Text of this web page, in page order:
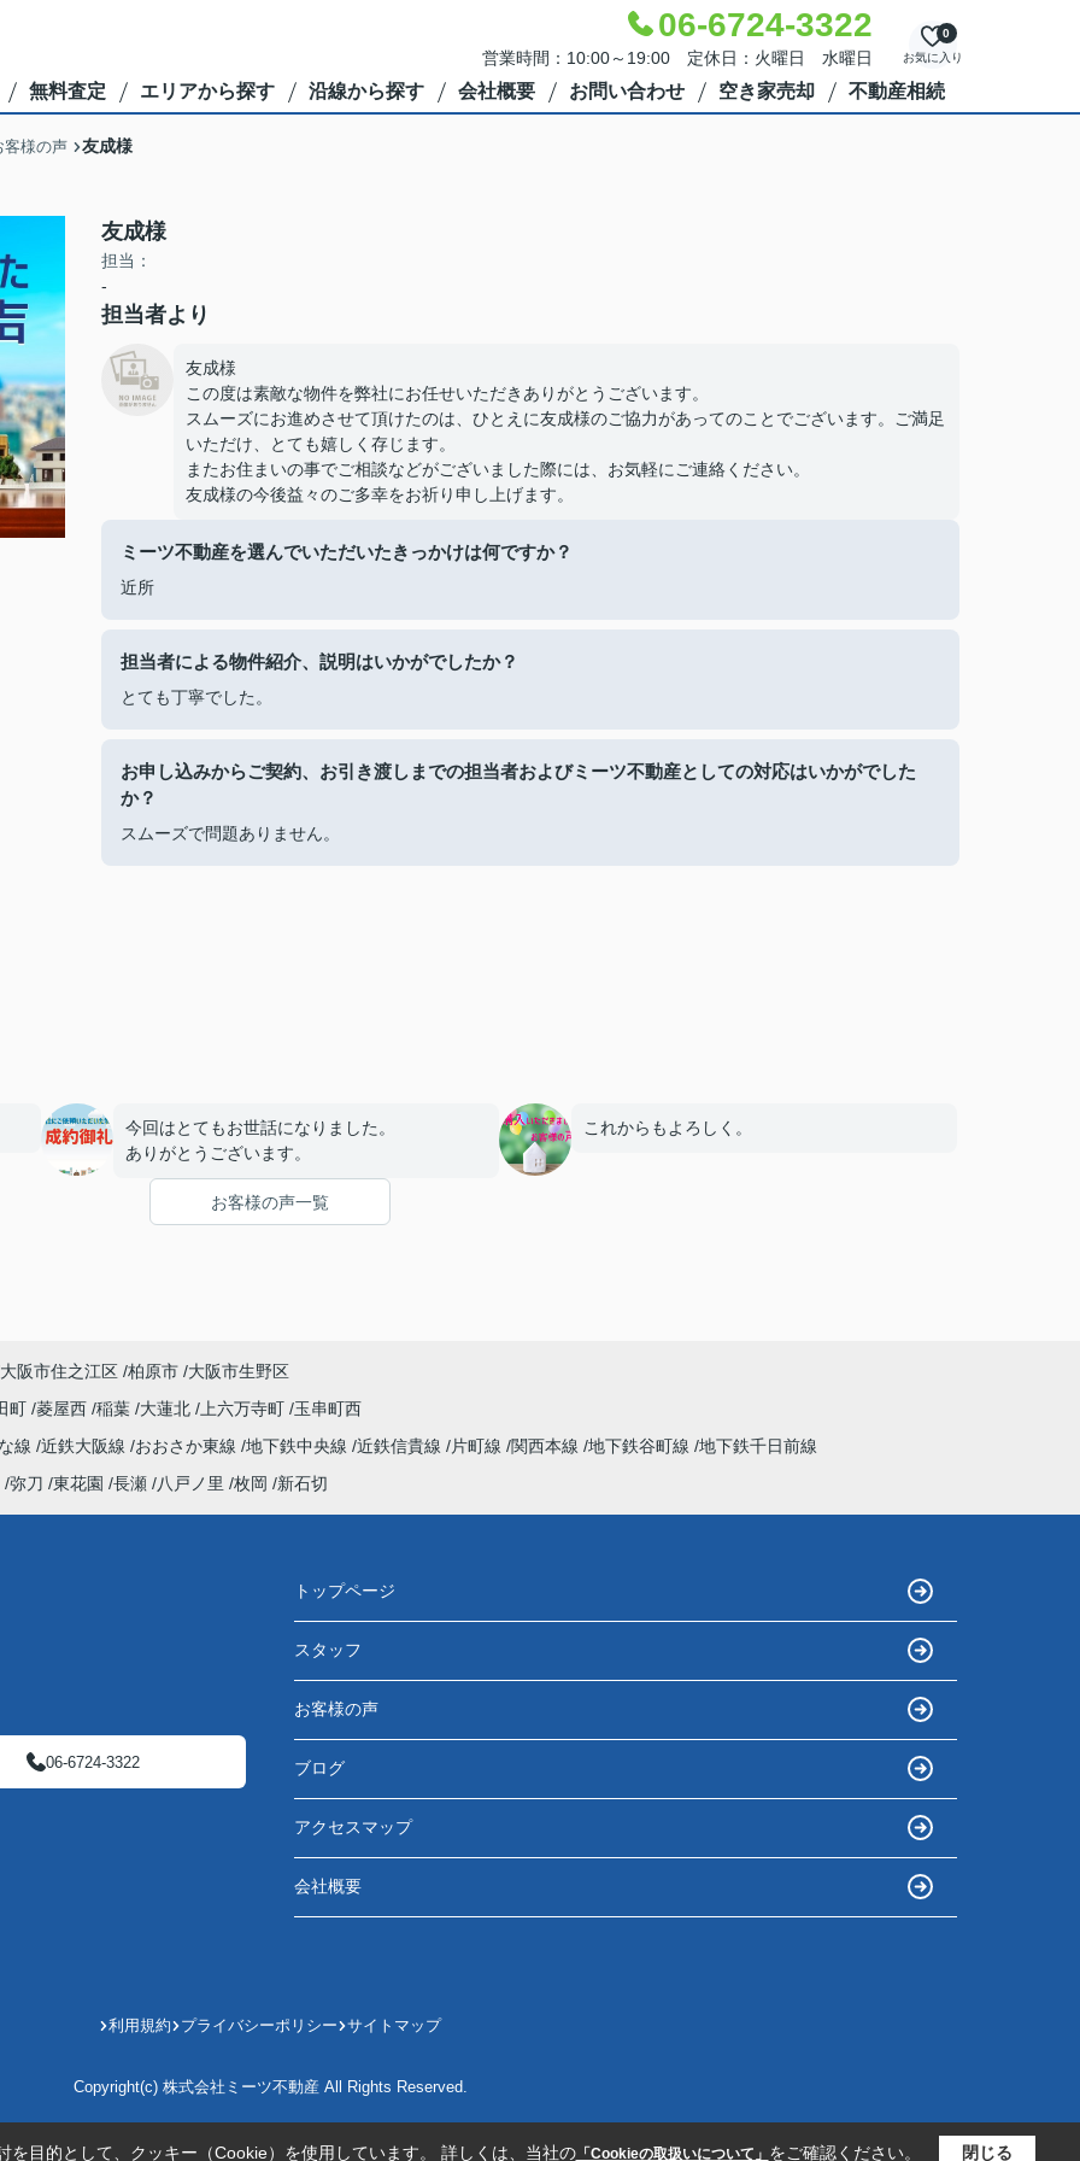
06-6724-3322
営業時間：10:00～19:00 定休日：火曜日 水曜日 お気に入り
0
無料査定 エリアから探す 沿線から探す 会社概要 お問い合わせ 空き家売却 不動産相続
客様の声 友成様
友成様
担当：
-
担当者より
友成様
この度は素敵な物件を弊社にお任せいただきありがとうございます。
スムーズにお進めさせて頂けたのは、ひとえに友成様のご協力があってのことでございます。ご満足
いただけ、とても嬉しく存じます。
またお住まいの事でご相談などがございました際には、お気軽にご連絡ください。
友成様の今後益々のご多幸をお祈り申し上げます。
ミーツ不動産を選んでいただいたきっかけは何ですか？
近所
担当者による物件紹介、説明はいかがでしたか？
とても丁寧でした。
お申し込みからご契約、お引き渡しまでの担当者およびミーツ不動産としての対応はいかがでした
か？
スムーズで問題ありません。
今回はとてもお世話になりました。
ありがとうございます。
これからもよろしく。
お客様の声一覧
大阪市住之江区 柏原市 大阪市生野区
町 菱屋西 稲葉 大蓮北 上六万寺町 玉串町西
線 近鉄大阪線 おおさか東線 地下鉄中央線 近鉄信貴線 片町線 関西本線 地下鉄谷町線 地下鉄千日前線
弥刀 東花園 長瀬 八戸ノ里 枚岡 新石切
06-6724-3322
トップページ
スタッフ
お客様の声
ブログ
アクセスマップ
会社概要
利用規約 プライバシーポリシー サイトマップ
Copyright(c) 株式会社ミーツ不動産 All Rights Reserved.
目的として、クッキー（Cookie）を使用しています。 詳しくは、当社の「Cookieの取扱いについて」 をご確認ください。 閉じる